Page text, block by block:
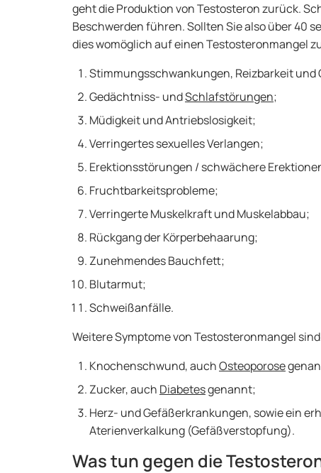
geht die Produktion von Testosteron zurück.
Beschwerden führen. Sollten Sie also über 40
dies womöglich auf einen Testosteronmangel
Stimmungsschwankungen, Reizbarkeit und
Gedächtniss- undSchlafstörungen;
Müdigkeit und Antriebslosigkeit;
Verringertes sexuelles Verlangen;
Erektionsstörungen / schwächere
Fruchtbarkeitsprobleme;
Verringerte Muskelkraft und Muskelabbau;
Rückgang der Körperbehaarung;
Zunehmendes Bauchfett;
Blutarmut;
Schweißanfälle.
Weitere Symptome von Testosteronmangel
Knochenschwund, auchOsteoporose
Zucker, auch Diabetesgenannt;
Herz- und Gefäßerkrankungen, sowie ein
Aterienverkalkung (Gefäßverstopfung).
Was tun gegen die